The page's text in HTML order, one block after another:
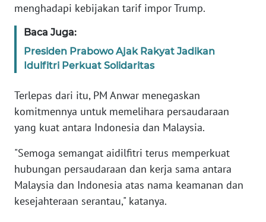
menghadapi kebijakan tarif impor Trump.
Baca Juga:
Presiden Prabowo Ajak Rakyat Jadikan
Idulfitri Perkuat Solidaritas
Terlepas dari itu, PM Anwar menegaskan
komitmennya untuk memelihara persaudaraan
yang kuat antara Indonesia dan Malaysia.
"Semoga semangat aidilfitri terus memperkuat
hubungan persaudaraan dan kerja sama antara
Malaysia dan Indonesia atas nama keamanan dan
kesejahteraan serantau," katanya.
WN
WN
PAPUA
WN
PAPUA
BARAT
WN
RIAU
WN
SERAMBI